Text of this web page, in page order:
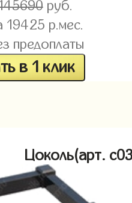
руб.
19425 р.мес.
предоплаты
в 1 клик
Цоколь(арт.